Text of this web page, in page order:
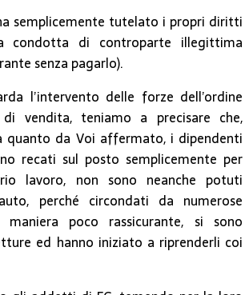
semplicemente tutelato i propri diritti
di controparte illegittima
senza pagarlo).
l’intervento delle forze dell’ordine
vendita, teniamo a precisare che,
quanto da Voi affermato, i dipendenti
recati sul posto semplicemente per
lavoro, non sono neanche potuti
perché circondati da numerose
poco rassicurante, si sono
ed hanno iniziato a riprenderli coi